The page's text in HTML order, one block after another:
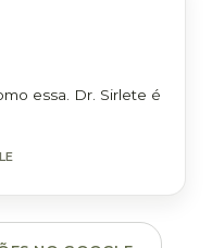
essa. Dr. Sirlete é